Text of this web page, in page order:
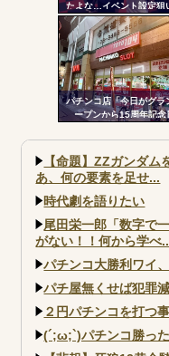
たよな…イベント設定狙
イエナ、超技術介入機、
い…
パチンコ店「今日がグラ
ープンから15周年記念
す」
【命題】ZZガンダ
あ、何の要素を足せ...
時代劇を語りたい
尾田栄一郎「数字で
がない！！何から学べ
パチンコ大勝利ワイ
パチ屋無くせば犯罪
２円パチンコを打つ
(´;ω;`)パチンコ勝っ